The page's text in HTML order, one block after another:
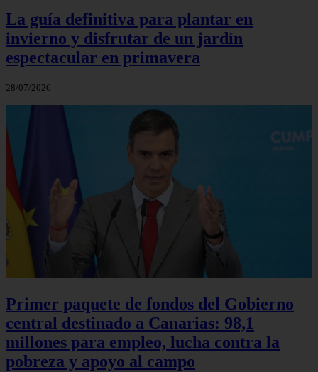
La guía definitiva para plantar en
invierno y disfrutar de un jardín
espectacular en primavera
28/07/2026
Primer paquete de fondos del Gobierno
central destinado a Canarias: 98,1
millones para empleo, lucha contra la
pobreza y apoyo al campo